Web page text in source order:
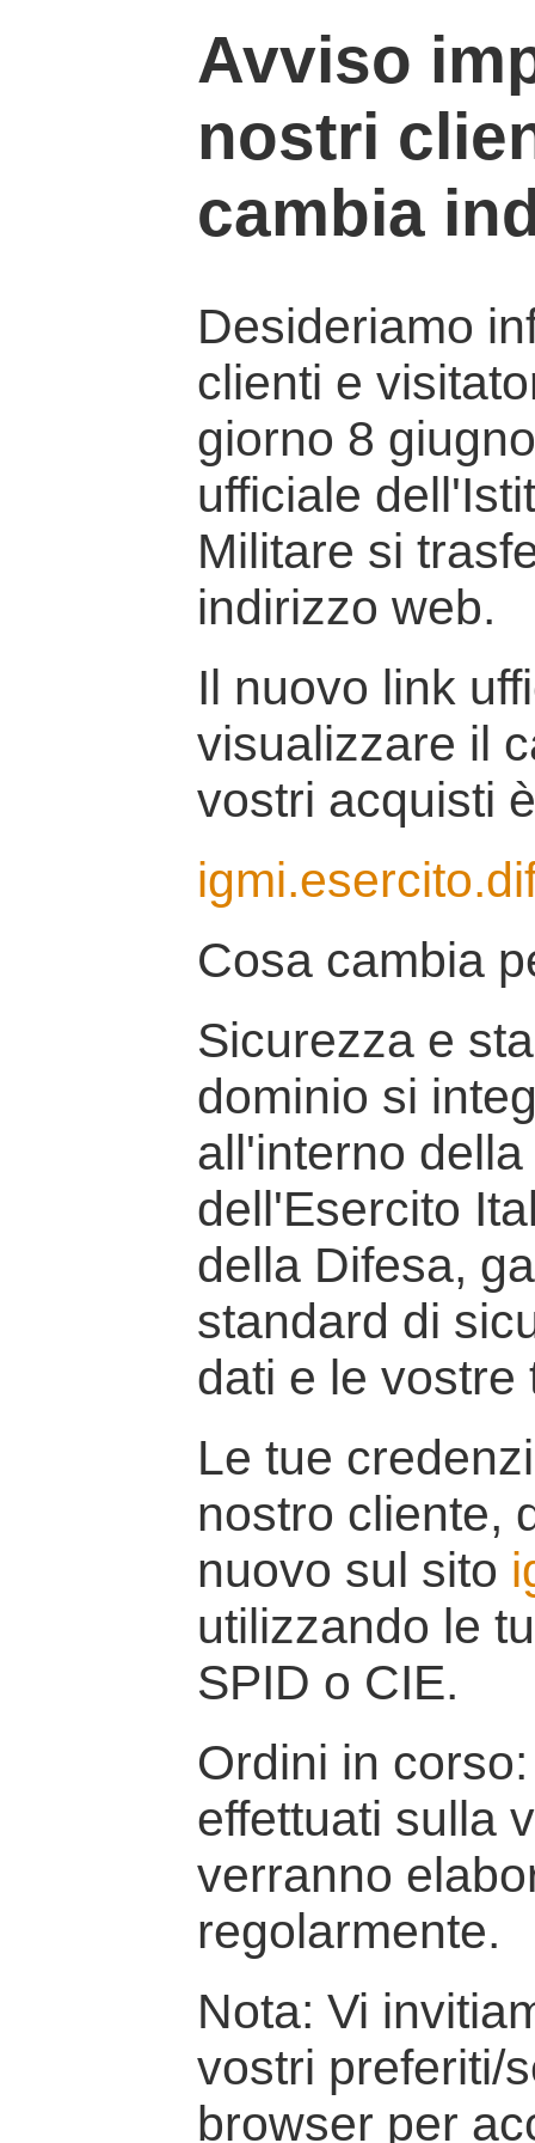
Avviso
nostri
cambia
Desideriamo
clienti e
giorno 8
ufficiale
Militare si
indirizzo web.
Il nuovo link
visualizzare il
vostri acquisti
Cosa cambia
Sicurezza e
dominio si
all'interno
dell'Esercito
della Difesa,
standard di
dati e le vostre
Le tue
nostro cliente,
nuovo sul sito
utilizzando le
SPID o CIE.
Ordini in
effettuati sulla
verranno
regolarmente.
Nota: Vi
vostri preferiti/
browser per